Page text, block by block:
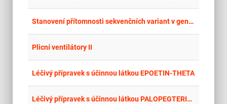
Stanovení přítomnosti sekvenčních variant v genech F2, F5 a MTHFR s výpůjčkou analyzátoru II.
Plicní ventilátory II
Léčivý přípravek s účinnou látkou EPOETIN-THETA
Léčivý přípravek s účinnou látkou PALOPEGTERIPARATID